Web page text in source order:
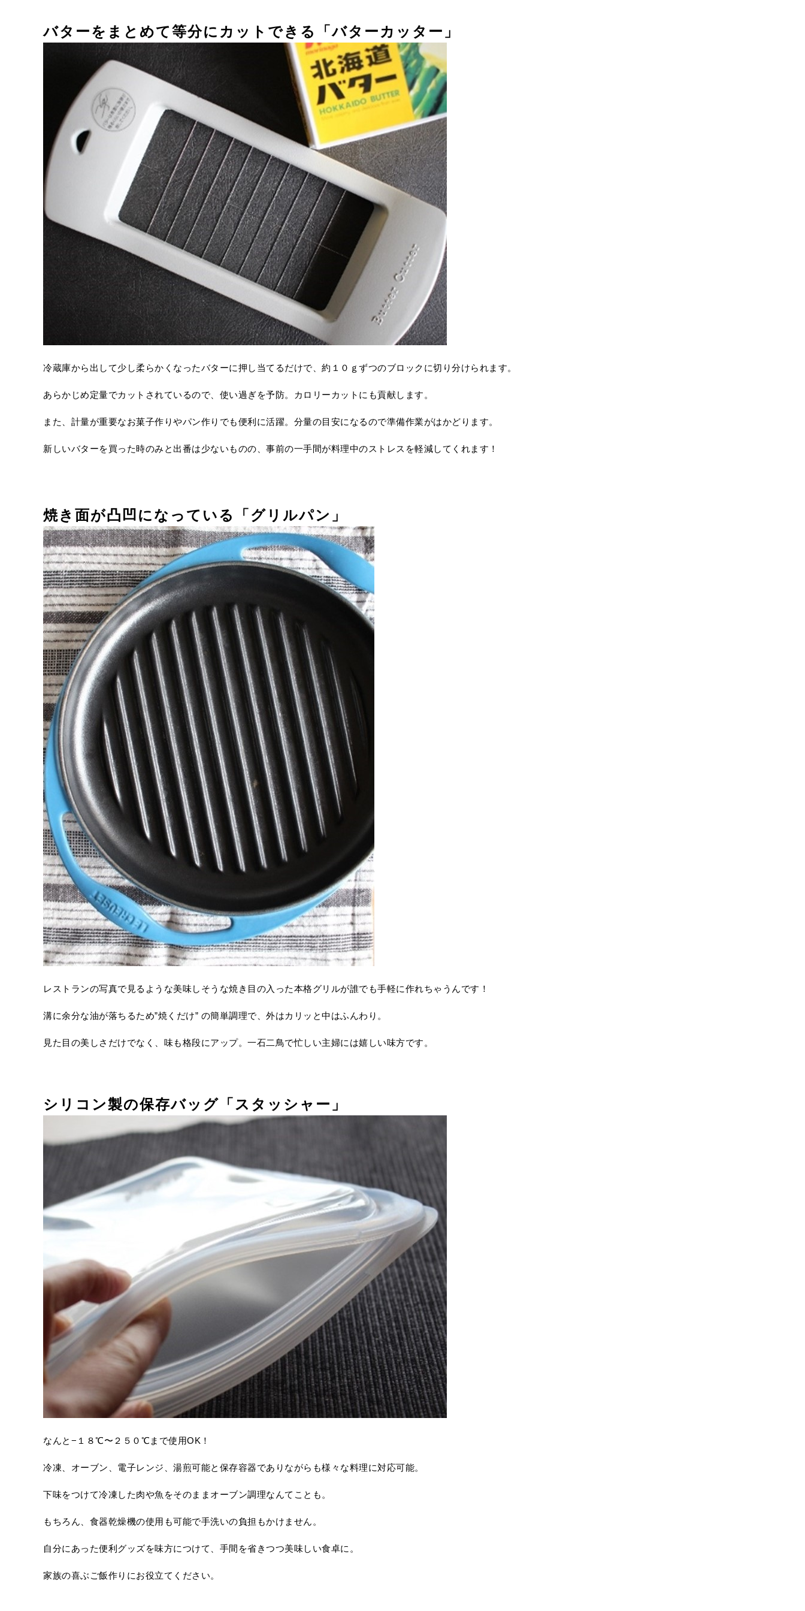
バターをまとめて等分にカットできる「バターカッター」
冷蔵庫から出して少し柔らかくなったバターに押し当てるだけで、約１０ｇずつのブロックに切り分けられます。
あらかじめ定量でカットされているので、使い過ぎを予防。カロリーカットにも貢献します。
また、計量が重要なお菓子作りやパン作りでも便利に活躍。分量の目安になるので準備作業がはかどります。
新しいバターを買った時のみと出番は少ないものの、事前の一手間が料理中のストレスを軽減してくれます！
焼き面が凸凹になっている「グリルパン」
レストランの写真で見るような美味しそうな焼き目の入った本格グリルが誰でも手軽に作れちゃうんです！
溝に余分な油が落ちるため”焼くだけ” の簡単調理で、外はカリッと中はふんわり。
見た目の美しさだけでなく、味も格段にアップ。一石二鳥で忙しい主婦には嬉しい味方です。
シリコン製の保存バッグ「スタッシャー」
なんと−１８℃〜２５０℃まで使用OK！
冷凍、オーブン、電子レンジ、湯煎可能と保存容器でありながらも様々な料理に対応可能。
下味をつけて冷凍した肉や魚をそのままオーブン調理なんてことも。
もちろん、食器乾燥機の使用も可能で手洗いの負担もかけません。
自分にあった便利グッズを味方につけて、手間を省きつつ美味しい食卓に。
家族の喜ぶご飯作りにお役立てください。